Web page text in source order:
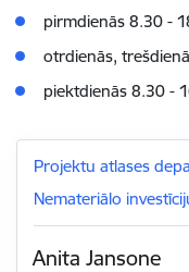
pirmdienās 8.30 -
otrdienās,
piektdienās 8.30 -
Projektu atlases
Nemateriālo
Anita Jansone